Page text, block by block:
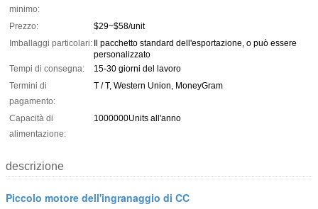
minimo:
Prezzo:
$29~$58/unit
Imballaggi particolari: Il pacchetto standard dell'esportazione, o può essere
personalizzato
Tempi di consegna:
15-30 giorni del lavoro
Termini di
pagamento:
T / T, Western Union, MoneyGram
Capacità di
alimentazione:
1000000Units all'anno
descrizione
Piccolo motore dell'ingranaggio di CC